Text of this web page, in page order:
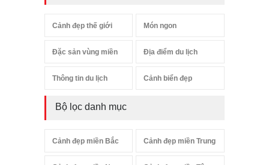
Cảnh đẹp thế giới Món ngon
Đặc sản vùng miền Địa điểm du lịch
Thông tin du lịch Cảnh biển đẹp
Bộ lọc danh mục
Cảnh đẹp miền Bắc Cảnh đẹp miền Trung